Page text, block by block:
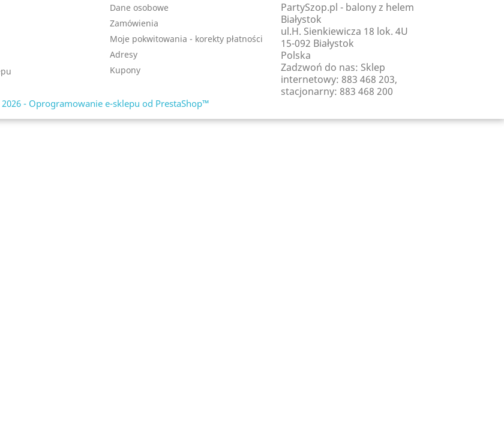
Dane osobowe
Zamówienia
Moje pokwitowania - korekty płatności
Adresy
Kupony
PartySzop.pl - balony z helem
Białystok
ul.H. Sienkiewicza 18 lok. 4U
15-092 Białystok
Polska
Zadzwoń do nas: Sklep
internetowy: 883 468 203,
stacjonarny: 883 468 200
- Oprogramowanie e-sklepu od PrestaShop™